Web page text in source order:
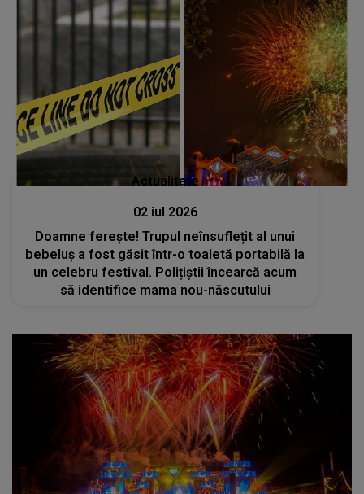
Actualitate
02 iul 2026
Doamne ferește! Trupul neînsuflețit al unui
bebeluș a fost găsit într-o toaletă portabilă la
un celebru festival. Polițiștii încearcă acum
să identifice mama nou-născutului